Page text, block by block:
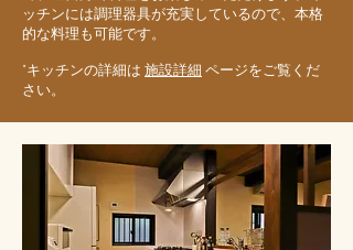
ッチンには調理器具が充実しているので、本格
的な料理も可能です。
*キッチンの詳細は 施設詳細 ページをご覧くだ
さい。